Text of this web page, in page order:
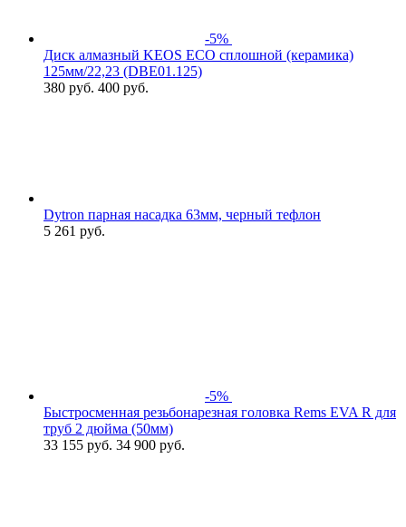
-5%
Диск алмазный KEOS ECO сплошной (керамика)
125мм/22,23 (DBЕ01.125)
380 руб. 400 руб.
Dytron парная насадка 63мм, черный тефлон
5 261 руб.
-5%
Быстросменная резьбонарезная головка Rems EVA R для
труб 2 дюйма (50мм)
33 155 руб. 34 900 руб.